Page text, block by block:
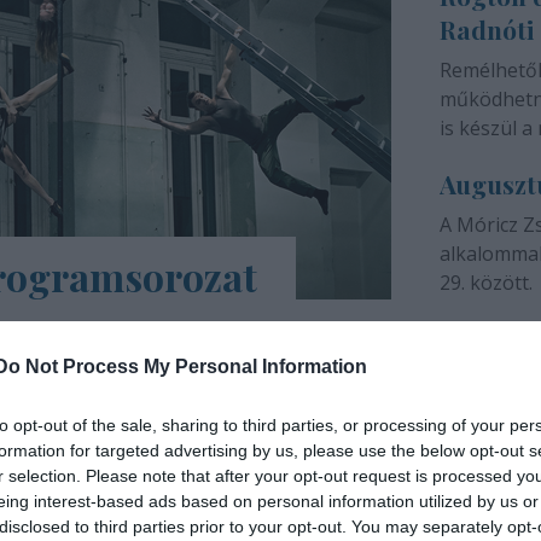
Not Process My Personal Information
opt-out of the sale, sharing to third parties, or processing of your
for targeted advertising by us, please use the below opt-out
selection. Please note that after your opt-out request is processed
interest-based ads based on personal information utilized by us
to third parties prior to your opt-out. You may separately
Háza e-Trafó elnevezésű
tartalmas, a digitális platformokon
online táncórák, live setek,
színházunk
Radnóti
is készül a
A Móricz
29. között.
INTERJÚ